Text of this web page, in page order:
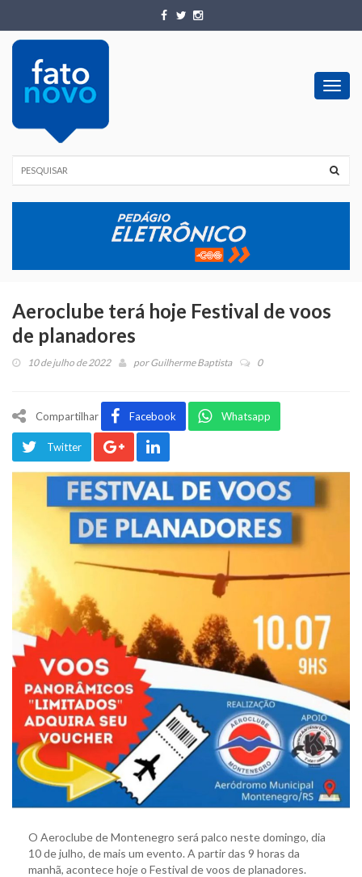
Aeroclube terá hoje Festival de voos
de planadores
10 de julho de 2022 porGuilherme Baptista 0
Compartilhar Facebook Whatsapp
Twitter
O Aeroclube de Montenegro será palco neste domingo, dia
10 de julho, de mais um evento. A partir das 9 horas da
manhã, acontece hoje o Festival de voos de planadores.